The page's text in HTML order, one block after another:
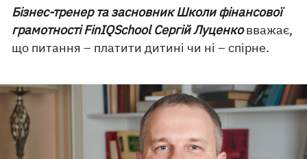
Бізнес-тренер та засновник Школи фінансової
грамотності FinIQSchool Сергій Луценковважає,
що питання – платити дитині чи ні – спірне.